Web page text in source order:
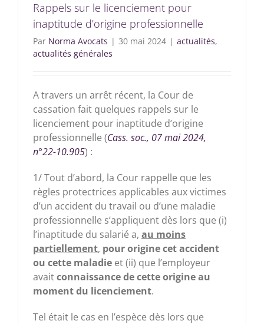
Rappels sur le licenciement pour
inaptitude d’origine professionnelle
Par Norma Avocats | 30 mai 2024 | actualités,
actualités générales
A travers un arrêt récent, la Cour de
cassation fait quelques rappels sur le
licenciement pour inaptitude d’origine
professionnelle (Cass. soc., 07 mai 2024,
n°22-10.905) :
1/ Tout d’abord, la Cour rappelle que les
règles protectrices applicables aux victimes
d’un accident du travail ou d’une maladie
professionnelle s’appliquent dès lors que (i)
l’inaptitude du salarié a, au moins
partiellement, pour origine cet accident
ou cette maladie et (ii) que l’employeur
avaitconnaissance de cette origine au
moment du licenciement.
Tel était le cas en l’espèce dès lors que